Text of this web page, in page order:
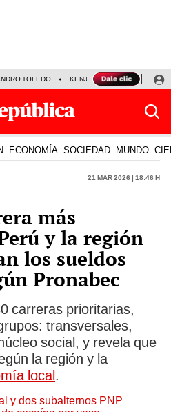
TOLEDO KENJI FUJIMORI
ECONOMÍA SOCIEDAD MUNDO
21 Mar 2026 | 18:46 h
más
y la región
los sueldos
Pronabec
carreras prioritarias,
transversales,
social, y revela que
la región y la
local.
y dos subalternos PNP